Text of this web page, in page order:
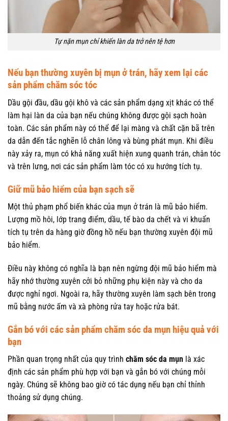
Tự nặn mụn chỉ khiến làn da trở nên tệ hơn
Nếu bạn thường xuyên bị mụn ở trán, hãy xem lại các
sản phẩm chăm sóc tóc
Dầu gội đầu, dầu gội khô và các sản phẩm dạng xịt khác có thể
làm hại làn da của bạn nếu chúng không được gội sạch hoàn
toàn. Các sản phẩm này có thể để lại màng và chất cặn bã trên
da dẫn đến tắc nghẽn lỗ chân lông và bùng phát mụn. Khi điều
này xảy ra, mụn có khả năng xuất hiện xung quanh trán, chân tóc
và trên lưng, nơi các sản phẩm làm tóc có xu hướng tích tụ.
Giữ mũ bảo hiểm của bạn sạch sẽ
Một thủ phạm phổ biến khác của mụn ở trán là mũ bảo hiểm.
Lượng mồ hôi, lớp trang điểm, dầu, tế bào da chết và vi khuẩn
tích tụ trên da hàng giờ đồng hồ nếu bạn thường xuyên đội mũ
bảo hiểm.
Điều này không có nghĩa là bạn nên ngừng đội mũ bảo hiểm mà
hãy nhớ thường xuyên cởi bỏ những phụ kiện này và cho da
được nghỉ ngơi. Ngoài ra, hãy thường xuyên làm sạch bên trong
mũ bằng nước ấm và xà phòng rửa tay hoặc rửa bát.
Gắn bó với các sản phẩm chăm sóc da mụn hiệu quả với
bạn
Phần quan trọng nhất của quy trình chăm sóc da mụn là xác
định các sản phẩm phù hợp với bạn và gắn bó với chúng mỗi
ngày. Chúng sẽ không bao giờ có tác dụng nếu bạn chỉ thỉnh
thoảng sử dụng chúng.